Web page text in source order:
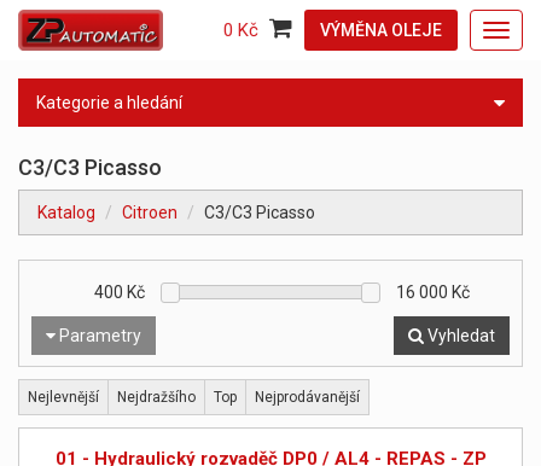
VÝMĚNA OLEJE
0 Kč
Kategorie a hledání
C3/C3 Picasso
Katalog Citroen C3/C3 Picasso
Parametry
400 Kč 16 000 Kč
Vyhledat
Nejlevnější Nejdražšího Top Nejprodávanější
01 - Hydraulický rozvaděč DP0 / AL4 - REPAS - ZP